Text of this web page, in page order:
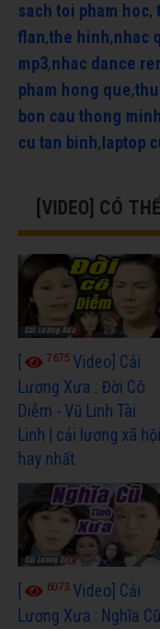
sach toi pham hoc,
flan,the hinh,nhac
mp3,nhac dance
pham hong que,
bon cau thong minh
cu tan binh, laptop
[VIDEO] CÓ
7675 Video] Cải
Lương Xưa : Đời Cô
Diễm - Vũ Linh Tài
Linh | cải lương xã hội
hay nhất
6073 Video] Cải
Lương Xưa : Nghĩa Cũ